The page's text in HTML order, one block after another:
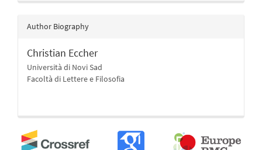
Author Biography
Christian Eccher
Università di Novi Sad
Facoltà di Lettere e Filosofia